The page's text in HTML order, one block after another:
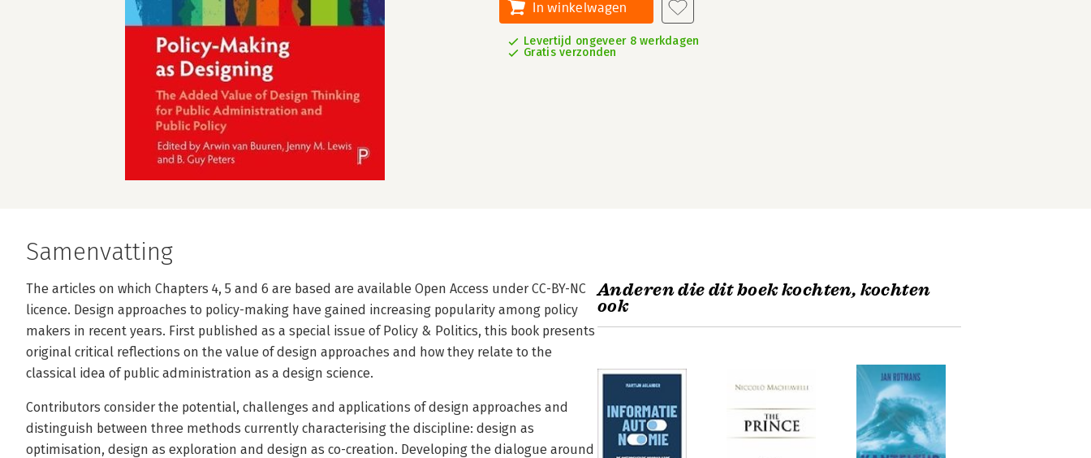
In winkelwagen
Levertijd ongeveer 8 werkdagen
Gratis verzonden
Samenvatting
The articles on which Chapters 4, 5 and 6 are based are available Open Access under CC-BY-NC
licence. Design approaches to policy-making have gained increasing popularity among policy
makers in recent years. First published as a special issue of Policy & Politics, this book presents
original critical reflections on the value of design approaches and how they relate to the
classical idea of public administration as a design science.
Contributors consider the potential, challenges and applications of design approaches and
distinguish between three methods currently characterising the discipline: design as
optimisation, design as exploration and design as co-creation. Developing the dialogue around
Anderen die dit boek kochten, kochten
ook